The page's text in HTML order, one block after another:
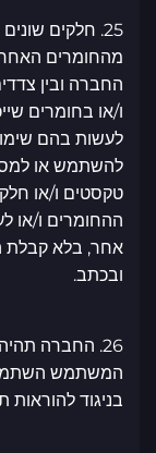
25. חלקים
מהחומרים
החברה ובין
ו/או בחומרים
לעשות בהם
להשתמש או
טקסטים ו/או
ההחומרים ו/או
אחר, בלא
ובכתב.
26. החברה
המשתמש השתמש
בניגוד